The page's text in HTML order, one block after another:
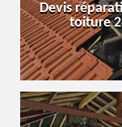
Devis
toiture